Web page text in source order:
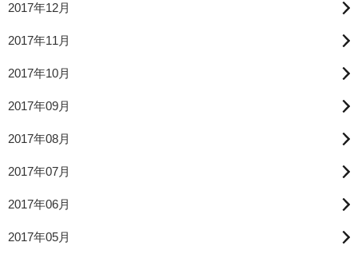
2017年12月
2017年11月
2017年10月
2017年09月
2017年08月
2017年07月
2017年06月
2017年05月